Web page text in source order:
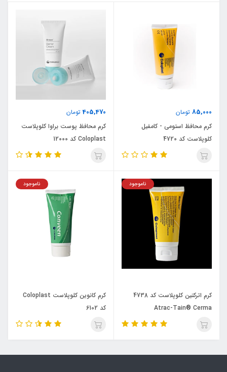
85,000 تومان
کرم محافظ استومی - کامفیل
کلوپلاست کد 4720
405,470تومان
کرم محافظ پوست براوا کلوپلاست
Coloplast کد 12000
ناموجود
کرم اترکتین کلوپلاست کد 4738
Atrac-Tain® Cerma
ناموجود
کرم کانوین کلوپلاست Coloplast
کد 6102